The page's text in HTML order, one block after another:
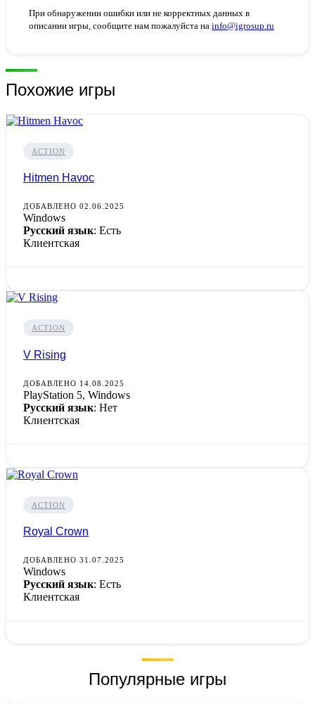
При обнаружении ошибки или не корректных данных в
описании игры, сообщите нам пожалуйста на info@igrosup.ru
Похожие игры
ACTION
Hitmen Havoc
ДОБАВЛЕНО 02.06.2025
Windows
Русский язык: Есть
Клиентская
ACTION
V Rising
ДОБАВЛЕНО 14.08.2025
PlayStation 5, Windows
Русский язык: Нет
Клиентская
ACTION
Royal Crown
ДОБАВЛЕНО 31.07.2025
Windows
Русский язык: Есть
Клиентская
Популярные игры